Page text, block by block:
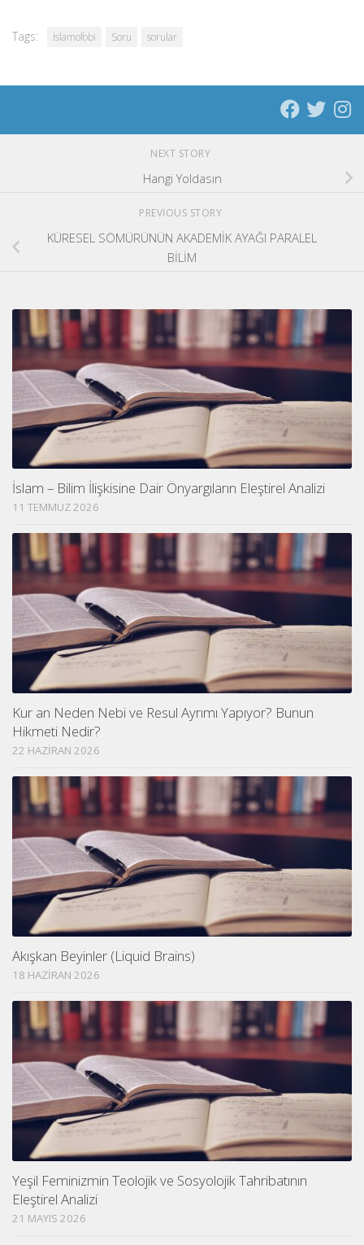
Tags: İslamofobi Soru sorular
NEXT STORY
Hangi Yoldasın
PREVIOUS STORY
KÜRESEL SÖMÜRÜNÜN AKADEMİK AYAĞI PARALEL
BİLİM
İslam – Bilim İlişkisine Dair Önyargıların Eleştirel Analizi
11 TEMMUZ 2026
Kur an Neden Nebi ve Resul Ayrımı Yapıyor? Bunun
Hikmeti Nedir?
22 HAZIRAN 2026
Akışkan Beyinler (Liquid Brains)
18 HAZIRAN 2026
Yeşil Feminizmin Teolojik ve Sosyolojik Tahribatının
Eleştirel Analizi
21 MAYIS 2026